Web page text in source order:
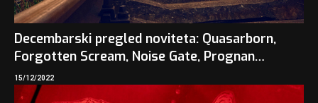
Decembarski pregled noviteta: Quasarborn,
Forgotten Scream, Noise Gate, Prognan…
15/12/2022